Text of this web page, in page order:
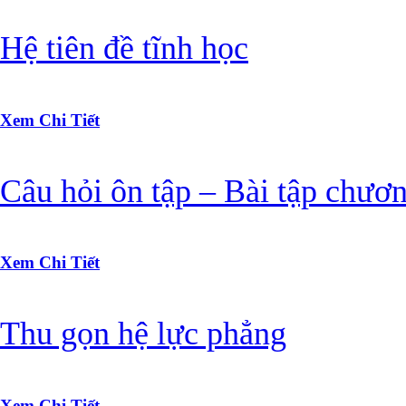
Hệ tiên đề tĩnh học
Xem Chi Tiết
Câu hỏi ôn tập – Bài tập
Xem Chi Tiết
Thu gọn hệ lực phẳng